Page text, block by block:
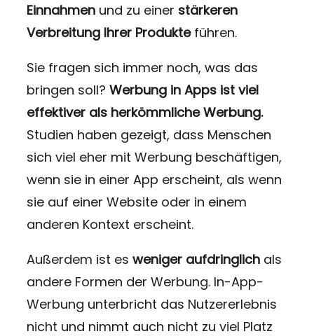
Einnahmenund zu einer stärkeren
Verbreitung Ihrer Produkteführen.
Sie fragen sich immer noch, was das
bringen soll? Werbung in Apps ist viel
effektiver als herkömmliche Werbung.
Studien haben gezeigt, dass Menschen
sich viel eher mit Werbung beschäftigen,
wenn sie in einer App erscheint, als wenn
sie auf einer Website oder in einem
anderen Kontext erscheint.
Außerdem ist es weniger aufdringlichals
andere Formen der Werbung. In-App-
Werbung unterbricht das Nutzererlebnis
nicht und nimmt auch nicht zu viel Platz